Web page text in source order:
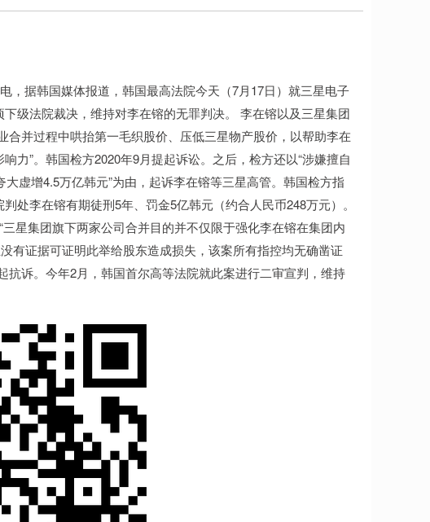
，据韩国媒体报道，韩国最高法院今天（7月17日）就三星电子
级法院裁决，维持对李在镕的无罪判决。 李在镕以及三星集团
合并过程中哄抬第一毛织股价、压低三星物产股价，以帮助李在
力”。韩国检方2020年9月提起诉讼。之后，检方还以“涉嫌擅自
虚增4.5万亿韩元”为由，起诉李在镕等三星高管。韩国检方指
处李在镕有期徒刑5年、罚金5亿韩元（约合人民币248万元）。
星集团旗下两家公司合并目的并不仅限于强化李在镕在集团内
有证据可证明此举给股东造成损失，该案所有指控均无确凿证
抗诉。今年2月，韩国首尔高等法院就此案进行二审宣判，维持